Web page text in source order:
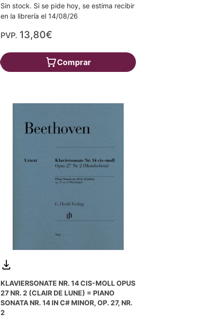
Sin stock. Si se pide hoy, se estima recibir
en la librería el 14/08/26
PVP. 13,80€
Comprar
KLAVIERSONATE NR. 14 CIS-MOLL OPUS
27 NR. 2 (CLAIR DE LUNE) = PIANO
SONATA NR. 14 IN C# MINOR, OP. 27, NR.
2